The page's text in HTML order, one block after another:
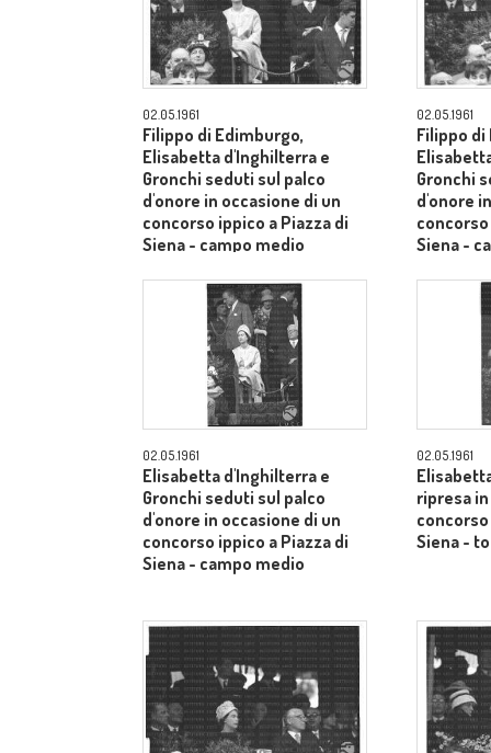
02.05.1961
Filippo di Edimburgo,
Elisabetta d'Inghilterra e
Gronchi seduti sul palco
d'onore in occasione di un
concorso ippico a Piazza di
Siena - campo medio
02.05.1961
Filippo di
Gronchi
d'onore
Siena -
02.05.1961
Elisabetta d'Inghilterra e
Gronchi seduti sul palco
d'onore in occasione di un
concorso ippico a Piazza di
Siena - campo medio
02.05.1961
ripresa
Siena -